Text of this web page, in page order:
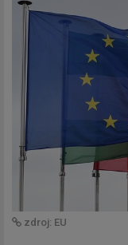
zdroj: EU